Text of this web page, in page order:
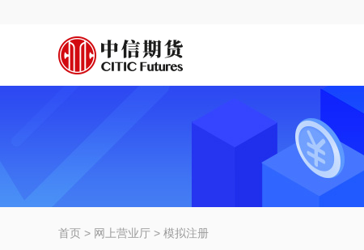
首页 > 网上营业厅 > 模拟注册